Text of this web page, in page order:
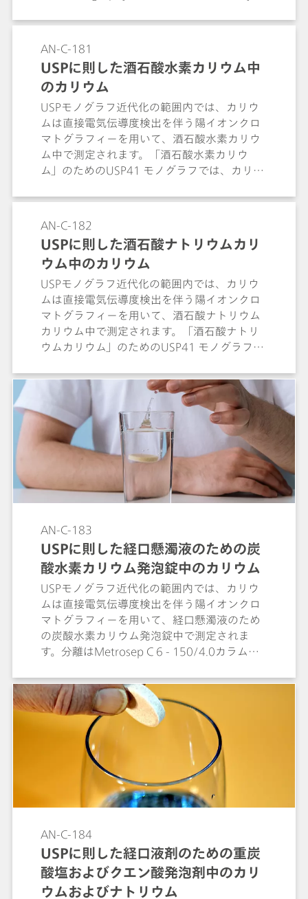
between bethanechol and its degradation
ammonium (HPTA) and the standard
cations. Peak shape and resolution meet
the USP requirements for bethanechol.
AN-C-181
USPに則した酒石酸水素カリウム中
のカリウム
USPモノグラフ近代化の範囲内では、カリウ
ムは直接電気伝導度検出を伴う陽イオンクロ
マトグラフィーを用いて、酒石酸水素カリウ
ム中で測定されます。「酒石酸水素カリウ
ム」のためのUSP41 モノグラフでは、カリウ
分離はMetrosep C 6 - 150/4.0カラム (L76)
USPの定義に従って、市販の2つの製品を用い
て実施されます。全ての認定基準を満たして
います。
AN-C-182
USPに則した酒石酸ナトリウムカリ
ウム中のカリウム
USPモノグラフ近代化の範囲内では、カリウ
ムは直接電気伝導度検出を伴う陽イオンクロ
マトグラフィーを用いて、酒石酸ナトリウム
カリウム中で測定されます。「酒石酸ナトリ
ウムカリウム」のためのUSP41 モノグラフで
いません。分離はMetrosep C 6 - 150/4.0カ
ラム (L76) にて実施されます。カリウムのア
ッセイは、USPの定義に従って、市販の2つの
製品を用いて実施されます。全ての認定基準
を満たしています。
AN-C-183
USPに則した経口懸濁液のための炭
酸水素カリウム発泡錠中のカリウム
USPモノグラフ近代化の範囲内では、カリウ
ムは直接電気伝導度検出を伴う陽イオンクロ
マトグラフィーを用いて、経口懸濁液のため
の炭酸水素カリウム発泡錠中で測定されま
す。分離はMetrosep C 6 - 150/4.0カラム
たしています。「経口懸濁液のための炭酸水
素カリウム発泡錠」のためのUSP41モノグラ
フは、原子吸光分析によりカリウムのアッセ
イを行います。
AN-C-184
USPに則した経口液剤のための重炭
酸塩およびクエン酸発泡剤中のカリ
ウムおよびナトリウム